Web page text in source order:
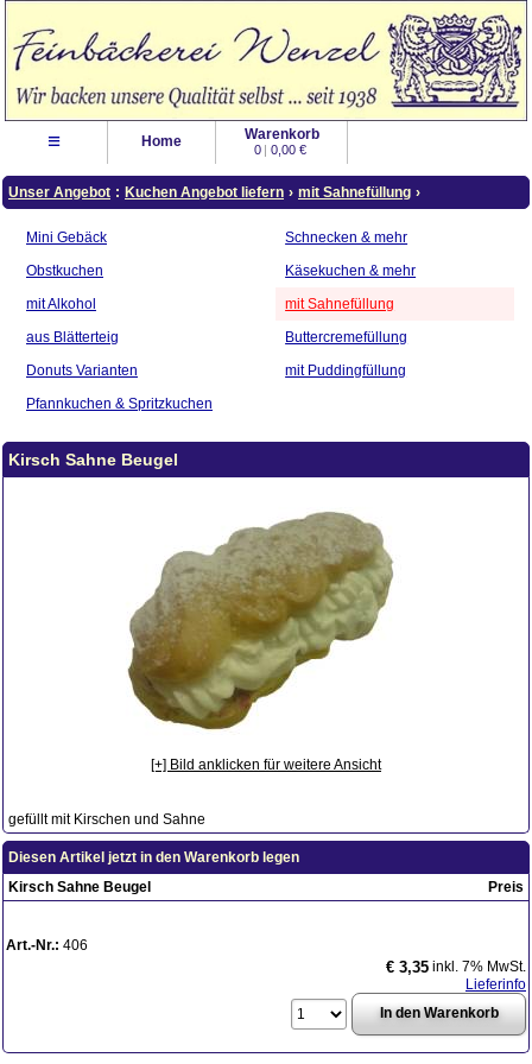
≡ Home Warenkorb
0 | 0,00 €
Unser Angebot : Kuchen Angebot liefern › mit Sahnefüllung ›
Mini Gebäck
Obstkuchen
mit Alkohol
aus Blätterteig
Donuts Varianten
Pfannkuchen & Spritzkuchen
Schnecken & mehr
Käsekuchen & mehr
mit Sahnefüllung
Buttercremefüllung
mit Puddingfüllung
Kirsch Sahne Beugel
[+] Bild anklicken für weitere Ansicht
gefüllt mit Kirschen und Sahne
Diesen Artikel jetzt in den Warenkorb legen
Kirsch Sahne Beugel
Preis
Art.-Nr.: 406
€ 3,35 inkl. 7% MwSt.
Lieferinfo